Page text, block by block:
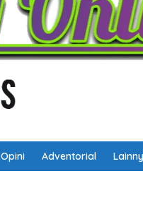
Opini Adventorial